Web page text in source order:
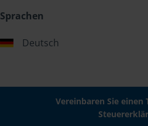
Sprachen
Deutsch
Vereinbaren Sie